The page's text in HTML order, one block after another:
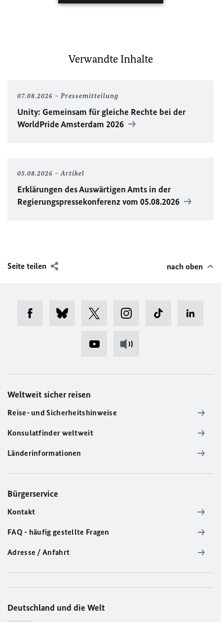
Verwandte Inhalte
07.08.2026 Pressemitteilung
Unity: Gemeinsam für gleiche Rechte bei der
WorldPrideAmsterdam 2026
05.08.2026 Artikel
Erklärungen des Auswärtigen Amts in der
Regierungspressekonferenz vom 05.08.2026
Seite teilen nach oben
Weltweit sicher reisen
Reise- und Sicherheitshinweise
Konsulatfinder weltweit
Länderinformationen
Bürgerservice
Kontakt
FAQ - häufig gestellte Fragen
Adresse / Anfahrt
Deutschland und die Welt